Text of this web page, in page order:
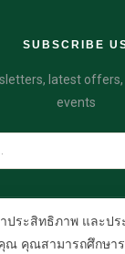
SUBSCRIBE
latest
events
2021Milk Plus and
ประสิทธิภาพ และป
ณ คุณสามารถศึกษาร